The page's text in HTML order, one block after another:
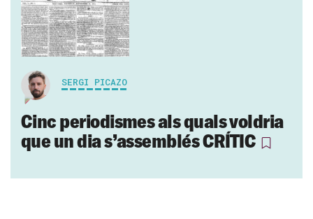
SERGI PICAZO
Cinc periodismes als quals voldria
que un dia s’assemblés CRÍTIC